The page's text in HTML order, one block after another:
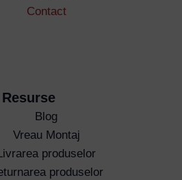
Contact
Resurse
Blog
Vreau Montaj
produselor
produselor
password?